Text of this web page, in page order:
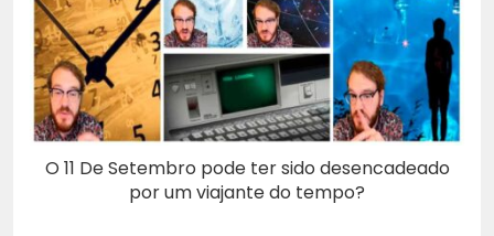
O 11 De Setembro pode ter sido desencadeado
por um viajante do tempo?